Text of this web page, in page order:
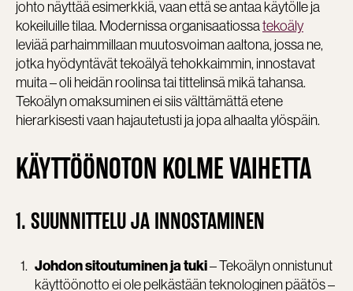
johto näyttää esimerkkiä, vaan että se antaa käytölle ja
kokeiluille tilaa. Modernissa organisaatiossatekoäly
leviää parhaimmillaan muutosvoiman aaltona, jossa ne,
jotka hyödyntävät tekoälyä tehokkaimmin, innostavat
muita – oli heidän roolinsa tai tittelinsä mikä tahansa.
Tekoälyn omaksuminen ei siis välttämättä etene
hierarkisesti vaan hajautetusti ja jopa alhaalta ylöspäin.
KÄYTTÖÖNOTON KOLME VAIHETTA
1. SUUNNITTELU JA INNOSTAMINEN
Johdon sitoutuminen ja tuki– Tekoälyn onnistunut
käyttöönotto ei ole pelkästään teknologinen päätös –